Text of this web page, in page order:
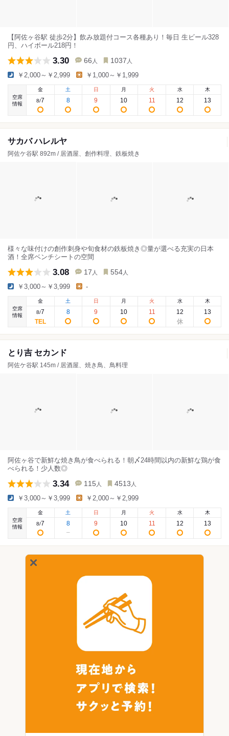
【阿佐ヶ谷駅 徒歩2分】飲み放題付コース各種あり！毎日 生ビール328
円、ハイボール218円！
3.30 66 人 1037 人
￥2,000～￥2,999 ￥1,000～￥1,999
空席
情報
金
8/7
土
8
日
9
月
10
火
11
水
12
木
13
サカバ ハレルヤ
阿佐ケ谷駅 892m / 居酒屋、創作料理、鉄板焼き
様々な味付けの創作刺身や旬食材の鉄板焼き◎量が選べる充実の日本
酒！全席ベンチシートの空間
3.08 17 人 554 人
￥3,000～￥3,999 -
空席
情報
金
8/7
土
8
日
9
月
10
火
11
水
12
木
13
とり吉 セカンド
阿佐ケ谷駅 145m / 居酒屋、焼き鳥、鳥料理
阿佐ヶ谷で新鮮な焼き鳥が食べられる！朝〆24時間以内の新鮮な鶏が食
べられる！少人数◎
3.34 115 人 4513 人
￥3,000～￥3,999 ￥2,000～￥2,999
空席
情報
金
8/7
土
8
日
9
月
10
火
11
水
12
木
13